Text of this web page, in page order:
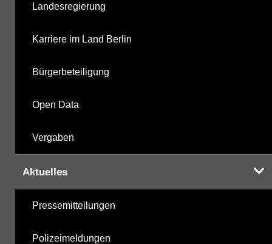
Landesregierung
Karriere im Land Berlin
Bürgerbeteiligung
Open Data
Vergaben
Aktuelles
Pressemitteilungen
Polizeimeldungen